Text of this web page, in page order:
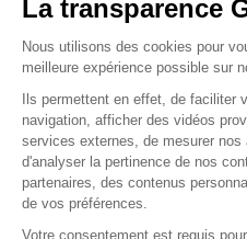
Bausch & Lomb
Bloxang plaies 4 éponges
hémostatiques